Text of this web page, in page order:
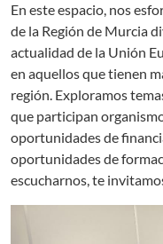
En este espacio, nos
de la Región de Murcia
actualidad de la Unión
en aquellos que tienen
región. Exploramos
que participan
oportunidades de
oportunidades de
escucharnos, te